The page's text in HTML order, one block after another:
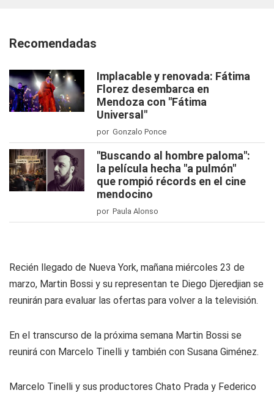
Recomendadas
Implacable y renovada: Fátima
Florez desembarca en
Mendoza con "Fátima
Universal"
por Gonzalo Ponce
"Buscando al hombre paloma":
la película hecha "a pulmón"
que rompió récords en el cine
mendocino
por Paula Alonso
Recién llegado de Nueva York, mañana miércoles 23 de
marzo, Martin Bossi y su representan te Diego Djeredjian se
reunirán para evaluar las ofertas para volver a la televisión.
En el transcurso de la próxima semana Martin Bossi se
reunirá con Marcelo Tinelli y también con Susana Giménez.
Marcelo Tinelli y sus productores Chato Prada y Federico